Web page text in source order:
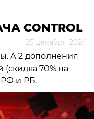
CONTROL
25 декабря 2024
А 2 дополнения
(скидка 70% на
РФ и РБ.